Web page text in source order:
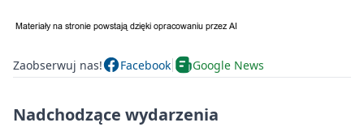
Zaobserwuj nas! Facebook Google News
Nadchodzące wydarzenia